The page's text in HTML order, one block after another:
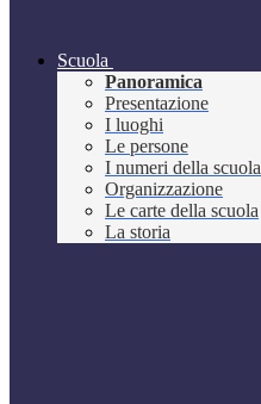
Scuola
Panoramica
Presentazione
I luoghi
Le persone
I numeri della scuola
Organizzazione
Le carte della scuola
La storia